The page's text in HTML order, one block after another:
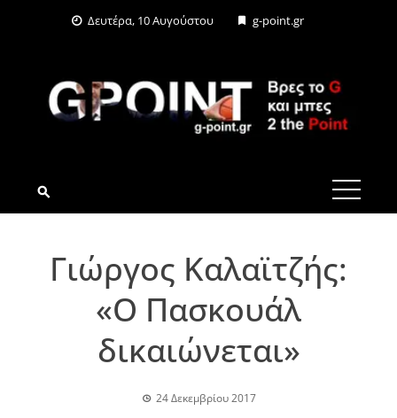
Δευτέρα, 10 Αυγούστου g-point.gr
G-POINT.GR
Γιώργος Καλαϊτζής:
«Ο Πασκουάλ
δικαιώνεται»
24 Δεκεμβρίου 2017